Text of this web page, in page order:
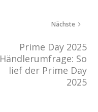
Nächste
Prime Day 2025
Händlerumfrage: So
lief der Prime Day
2025